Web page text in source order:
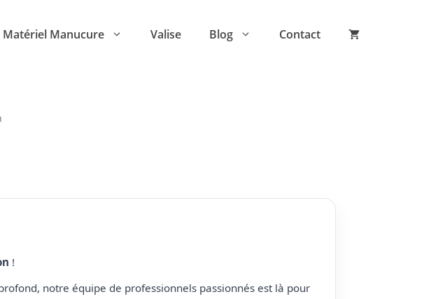
Matériel Manucure Valise Blog Contact
!
notre équipe de professionnels passionnés est là pour